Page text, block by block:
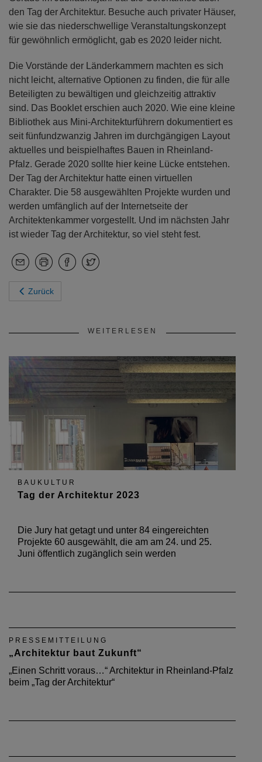
den Tag der Architektur. Besuche auch privater Häuser,
wie sie das niederschwellige Veranstaltungskonzept
für gewöhnlich ermöglicht, gab es 2020 leider nicht.
Die Vorstände der Länderkammern machten es sich
nicht leicht, alternative Optionen zu finden, die für alle
Beteiligten zu bewältigen und gleichzeitig attraktiv
sind. Das Booklet erschien auch 2020. Wie eine kleine
Bibliothek aus Mini-Architekturführern dokumentiert es
seit fünfundzwanzig Jahren im durchgängigen Layout
aktuelles und beispielhaftes Bauen in Rheinland-
Pfalz. Gerade 2020 sollte hier keine Lücke entstehen.
Der Tag der Architektur hatte einen virtuellen
Charakter. Die 58 ausgewählten Projekte wurden und
werden umfänglich auf der Internetseite der
Architektenkammer vorgestellt. Und im nächsten Jahr
ist wieder Tag der Architektur, so viel steht fest.
Zurück
WEITERLESEN
BAUKULTUR
Tag der Architektur 2023
Die Jury hat getagt und unter 84 eingereichten
Projekte 60 ausgewählt, die am am 24. und 25.
Juni öffentlich zugänglich sein werden
PRESSEMITTEILUNG
„Architektur baut Zukunft“
„Einen Schritt voraus…“ Architektur in Rheinland-Pfalz
beim „Tag der Architektur“